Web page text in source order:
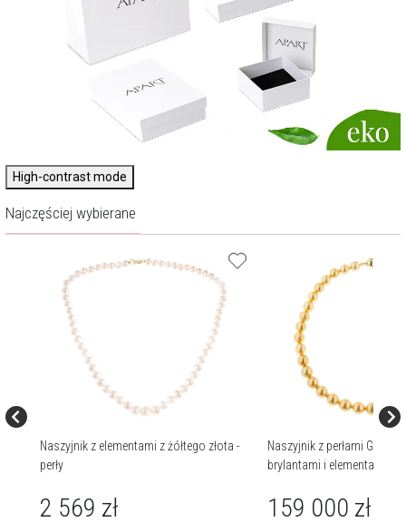
High-contrast mode
Najczęściej wybierane
Naszyjnik z elementami z żółtego złota -
perły
2 569 zł
Naszyjnik z perłami
brylantami i elementami
159 000 zł